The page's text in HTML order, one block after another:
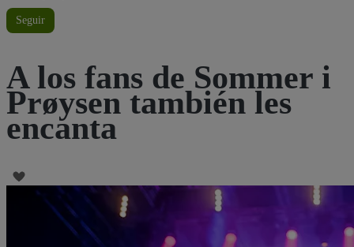
Seguir
A los fans de Sommer i
Prøysen también les
encanta